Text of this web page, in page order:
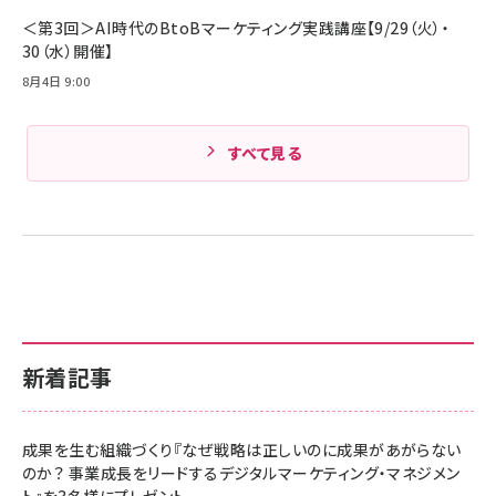
新着記事
成果を生む組織づくり『なぜ戦略は正しいのに成果があがらない
のか？ 事業成長をリードするデジタルマーケティング・マネジメン
＜第3回＞AI時代のBtoBマーケティング実践講座【9/29（火）・
30（水）開催】
8月4日 9:00
すべて見る